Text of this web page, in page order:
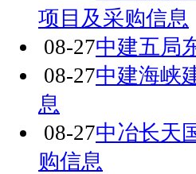
项目及采购信息
08-27中建五局
08-27中建海峡
息
08-27中冶长天
购信息